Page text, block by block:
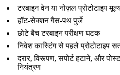
टरबाइन वेन या नोज़ल प्रोटोटाइप
हॉट-सेक्शन गैस-पथ पुर्जे
छोटे बैच टरबाइन परीक्षण घटक
निवेश कास्टिंग से पहले प्रोटोटाइप
दरार, विरूपण, सपोर्ट हटाने, और
नियंत्रण